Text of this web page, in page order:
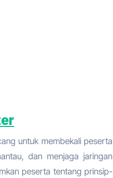
untuk membekali peserta
dan menjaga jaringan
peserta tentang prinsip-